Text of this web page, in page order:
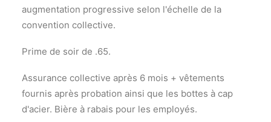
augmentation progressive selon l'échelle de la
convention collective.
Prime de soir de .65.
Assurance collective après 6 mois + vêtements
fournis après probation ainsi que les bottes à cap
d'acier. Bière à rabais pour les employés.